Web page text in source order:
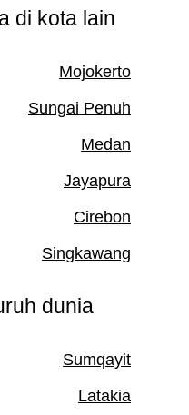
di kota lain
Mojokerto
Sungai Penuh
Medan
Jayapura
Cirebon
Singkawang
dunia
Sumqayit
Latakia